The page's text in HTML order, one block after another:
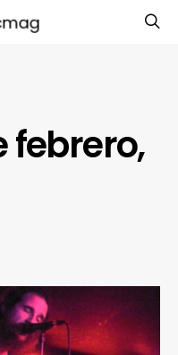
febrero,